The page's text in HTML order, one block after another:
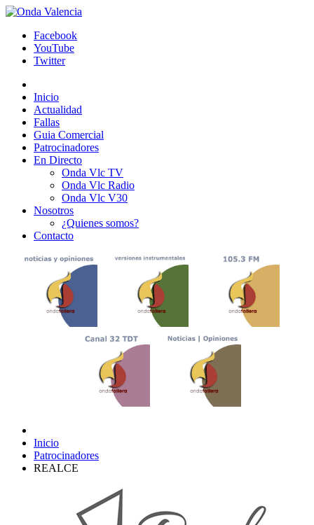
Facebook
YouTube
Twitter
Inicio
Actualidad
Fallas
Guia Comercial
Patrocinadores
En Directo
Onda Vlc TV
Onda Vlc Radio
Onda Vlc V30
Nosotros
¿Quienes somos?
Contacto
Inicio
Patrocinadores
REALCE